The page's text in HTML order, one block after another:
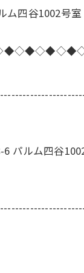
四谷1002号室
パルム四谷